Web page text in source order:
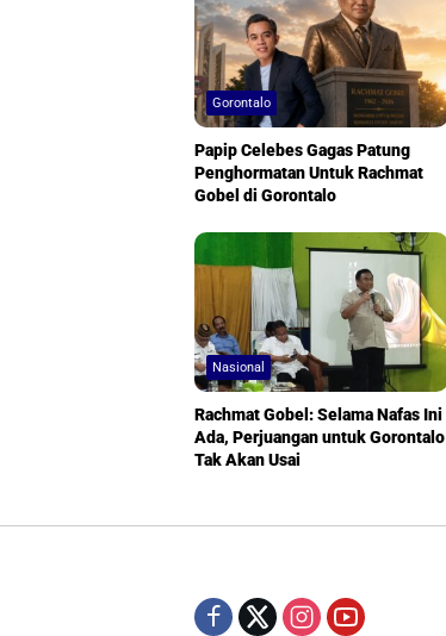
Gorontalo
Papip Celebes Gagas Patung
Penghormatan Untuk Rachmat
Gobel di Gorontalo
Nasional
Rachmat Gobel: Selama Nafas Ini
Ada, Perjuangan untuk Gorontalo
Tak Akan Usai